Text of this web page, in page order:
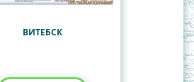
ВИТЕБСК